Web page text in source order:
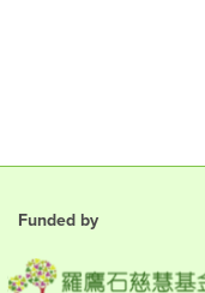
Funded by